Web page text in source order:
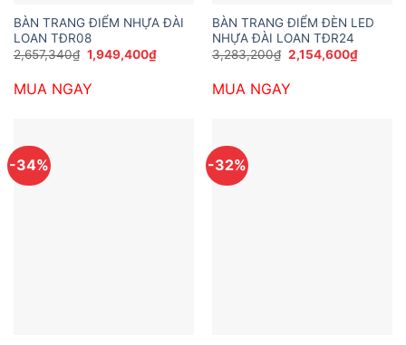
BÀN TRANG ĐIỂM NHỰA ĐÀI
LOAN TĐR08
2,657,340₫ Giá
gốc
2,657,340₫.
1,949,400₫Giá
hiện
MUA NGAY
BÀN TRANG ĐIỂM ĐÈN LED
NHỰA ĐÀI LOAN TĐR24
3,283,200₫ Giá
gốc
3,283,200₫.
2,154,600₫Giá
hiện
MUA NGAY
-34% -32%